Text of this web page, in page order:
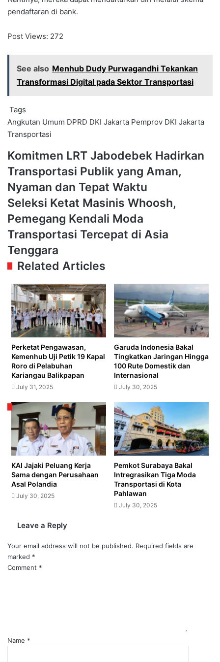
pendaftaran di bank.
Post Views: 272
See also Menhub Dudy Purwagandhi Tekankan
Transformasi Digital pada Sektor Transportasi
Tags
Angkutan Umum DPRD DKI Jakarta Pemprov DKI Jakarta
Transportasi
Komitmen
LRT
Jabodebek
Hadirkan
Transportasi
Publik
yang
Aman,
Nyaman
dan
Tepat
Waktu
Komitmen LRT Jabodebek Hadirkan
Transportasi Publik yang Aman,
Nyaman dan Tepat Waktu
Seleksi
Ketat
Masinis
Whoosh,
Pemegang
Kendali
Moda
Transportasi
Tercepat
di
Asia
Tenggara
Seleksi Ketat Masinis Whoosh,
Pemegang Kendali Moda
Transportasi Tercepat di Asia
Tenggara
Related Articles
Perketat Pengawasan,
Kemenhub Uji Petik 19 Kapal
Roro di Pelabuhan
Kariangau Balikpapan
July 31, 2025
Garuda Indonesia Bakal
Tingkatkan Jaringan Hingga
100 Rute Domestik dan
Internasional
July 30, 2025
KAI Jajaki Peluang Kerja
Sama dengan Perusahaan
Asal Polandia
July 30, 2025
Pemkot Surabaya Bakal
Intregrasikan Tiga Moda
Transportasi di Kota
Pahlawan
July 30, 2025
Leave a Reply
Your email address will not be published. Required fields are
marked *
Comment *
Name *